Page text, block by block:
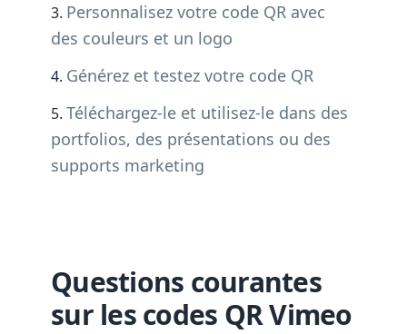
Personnalisez votre code QR avec
des couleurs et un logo
Générez et testez votre code QR
Téléchargez-le et utilisez-le dans des
portfolios, des présentations ou des
supports marketing
Questions courantes
sur les codes QR Vimeo